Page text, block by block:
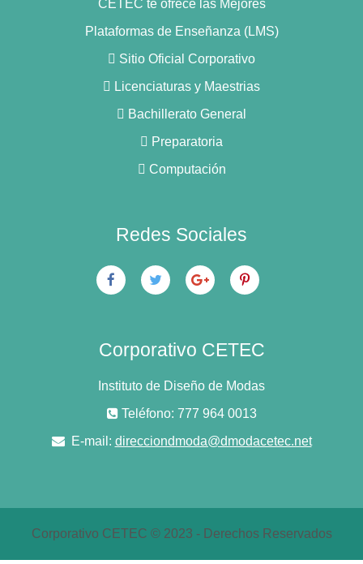
CETEC te ofrece las Mejores
Plataformas de Enseñanza (LMS)
 Sitio Oficial Corporativo
 Licenciaturas y Maestrias
 Bachillerato General
 Preparatoria
 Computación
Redes Sociales
Corporativo CETEC
Instituto de Diseño de Modas
Teléfono: 777 964 0013
E-mail: direcciondmoda@dmodacetec.net
Corporativo CETEC © 2023 - Derechos Reservados